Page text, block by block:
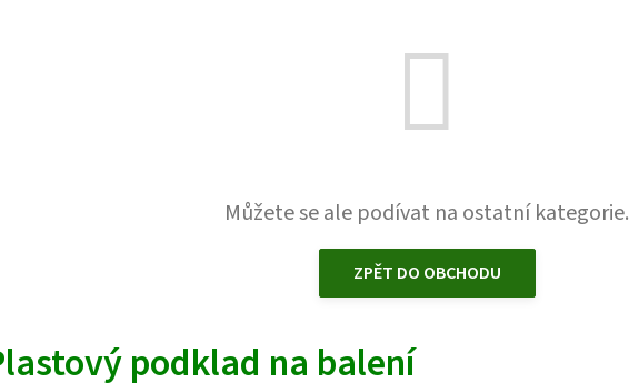
Můžete se ale podívat na ostatní kategorie.
ZPĚT DO OBCHODU
podklad na balení